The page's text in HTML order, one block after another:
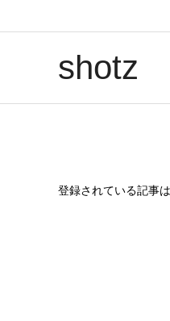
shotz
登録されている記事